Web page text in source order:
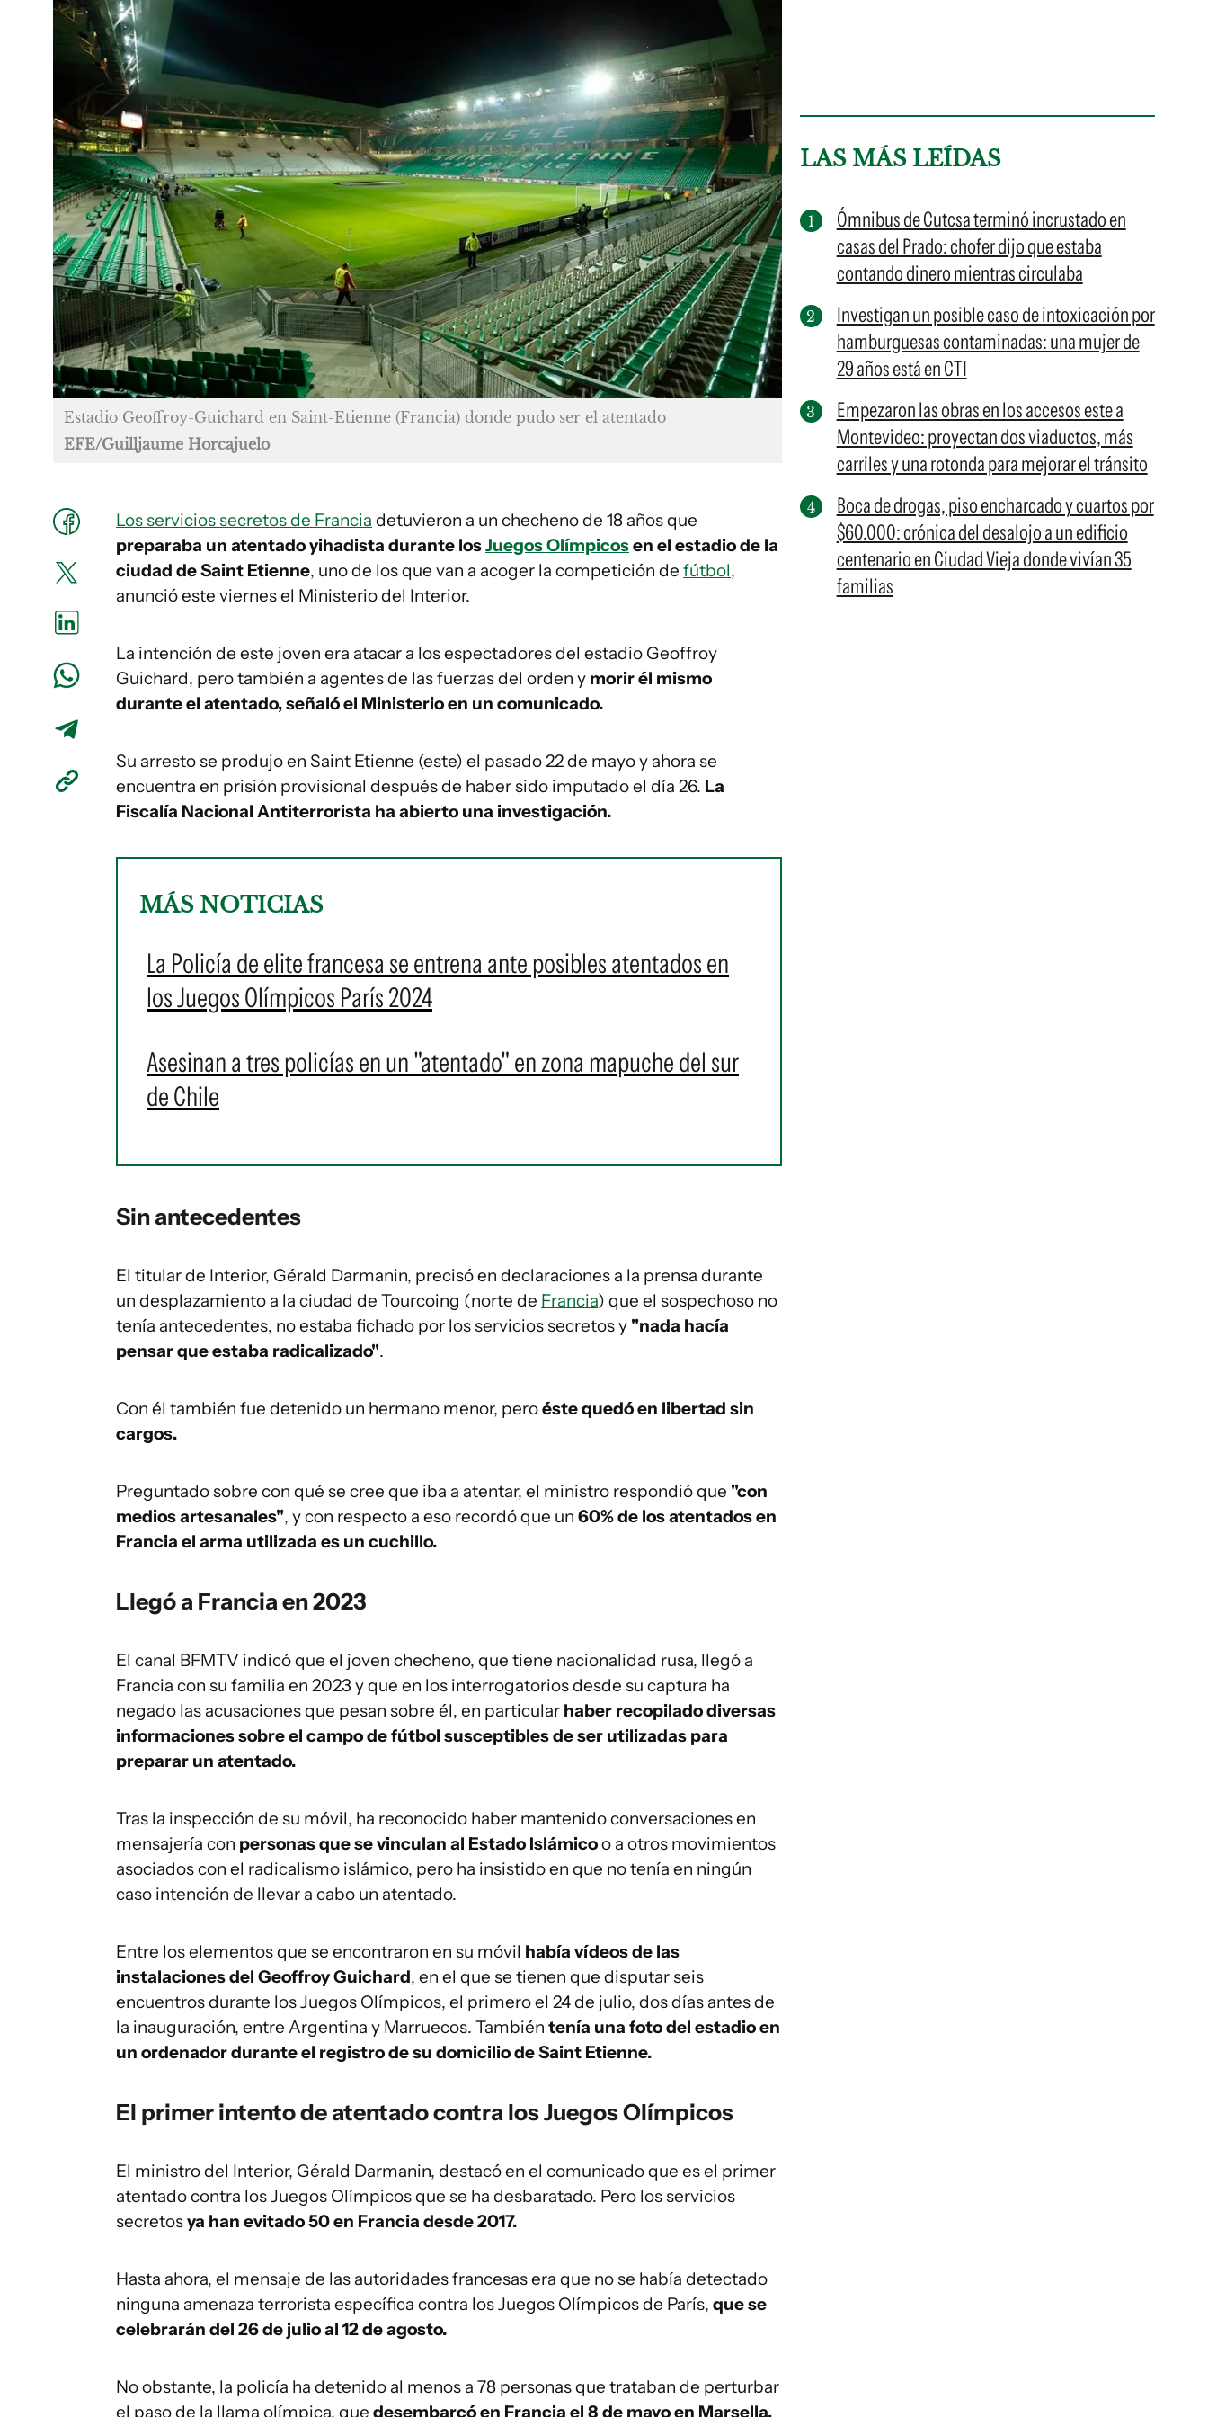
Estadio Geoffroy-Guichard en Saint-Etienne (Francia) donde pudo ser el atentado
EFE/Guilljaume Horcajuelo
Los servicios secretos de Francia detuvieron a un checheno de 18 años que
preparaba un atentado yihadista durante losJuegos Olímpicosen el estadio de la
ciudad de Saint Etienne, uno de los que van a acoger la competición de fútbol,
anunció este viernes el Ministerio del Interior.
La intención de este joven era atacar a los espectadores del estadio Geoffroy
Guichard, pero también a agentes de las fuerzas del orden y morir él mismo
durante el atentado, señaló el Ministerio en un comunicado.
Su arresto se produjo en Saint Etienne (este) el pasado 22 de mayo y ahora se
encuentra en prisión provisional después de haber sido imputado el día 26. La
Fiscalía Nacional Antiterrorista ha abierto una investigación.
MÁS NOTICIAS
La Policía de elite francesa se entrena ante posibles atentados en
los Juegos Olímpicos París 2024
Asesinan a tres policías en un "atentado" en zona mapuche del sur
de Chile
Sin antecedentes
El titular de Interior, Gérald Darmanin, precisó en declaraciones a la prensa durante
un desplazamiento a la ciudad de Tourcoing (norte de Francia) que el sospechoso no
tenía antecedentes, no estaba fichado por los servicios secretos y "nada hacía
pensar que estaba radicalizado".
Con él también fue detenido un hermano menor, peroéste quedó en libertad sin
cargos.
Preguntado sobre con qué se cree que iba a atentar, el ministro respondió que "con
medios artesanales", y con respecto a eso recordó que un 60% de los atentados en
Francia el arma utilizada es un cuchillo.
Llegó a Francia en 2023
El canal BFMTV indicó que el joven checheno, que tiene nacionalidad rusa, llegó a
Francia con su familia en 2023 y que en los interrogatorios desde su captura ha
negado las acusaciones que pesan sobre él, en particular haber recopilado diversas
informaciones sobre el campo de fútbol susceptibles de ser utilizadas para
preparar un atentado.
Tras la inspección de su móvil, ha reconocido haber mantenido conversaciones en
mensajería con personas que se vinculan al Estado Islámicoo a otros movimientos
asociados con el radicalismo islámico, pero ha insistido en que no tenía en ningún
caso intención de llevar a cabo un atentado.
Entre los elementos que se encontraron en su móvil había vídeos de las
instalaciones del Geoffroy Guichard, en el que se tienen que disputar seis
encuentros durante los Juegos Olímpicos, el primero el 24 de julio, dos días antes de
la inauguración, entre Argentina y Marruecos. También tenía una foto del estadio en
un ordenador durante el registro de su domicilio de Saint Etienne.
El primer intento de atentado contra los Juegos Olímpicos
El ministro del Interior, Gérald Darmanin, destacó en el comunicado que es el primer
atentado contra los Juegos Olímpicos que se ha desbaratado. Pero los servicios
secretosya han evitado 50 en Francia desde 2017.
Hasta ahora, el mensaje de las autoridades francesas era que no se había detectado
ninguna amenaza terrorista específica contra los Juegos Olímpicos de París, que se
celebrarán del 26 de julio al 12 de agosto.
No obstante, la policía ha detenido al menos a 78 personas que trataban de perturbar
el paso de la llama olímpica, que desembarcó en Francia el 8 de mayo en Marsella.
LAS MÁS LEÍDAS
Ómnibus de Cutcsa terminó incrustado en
casas del Prado: chofer dijo que estaba
contando dinero mientras circulaba
Investigan un posible caso de intoxicación por
hamburguesas contaminadas: una mujer de
29 años está en CTI
Empezaron las obras en los accesos este a
Montevideo: proyectan dos viaductos, más
carriles y una rotonda para mejorar el tránsito
Boca de drogas, piso encharcado y cuartos por
$60.000: crónica del desalojo a un edificio
centenario en Ciudad Vieja donde vivían 35
familias